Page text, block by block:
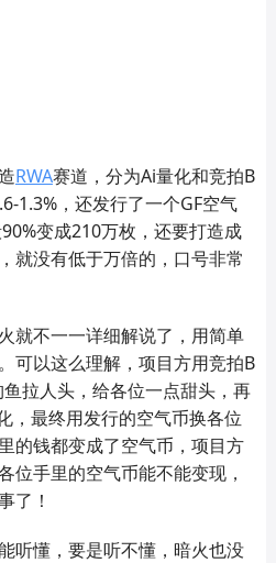
RWA赛道，分为Ai量化和竞拍B
1.3%，还发行了一个GF空气
变成210万枚，还要打造成
就没有低于万倍的，口号非常
就不一一详细解说了，用简单
可以这么理解，项目方用竞拍B
拉人头，给各位一点甜头，再
，最终用发行的空气币换各位
的钱都变成了空气币，项目方
位手里的空气币能不能变现，
了！
听懂，要是听不懂，暗火也没